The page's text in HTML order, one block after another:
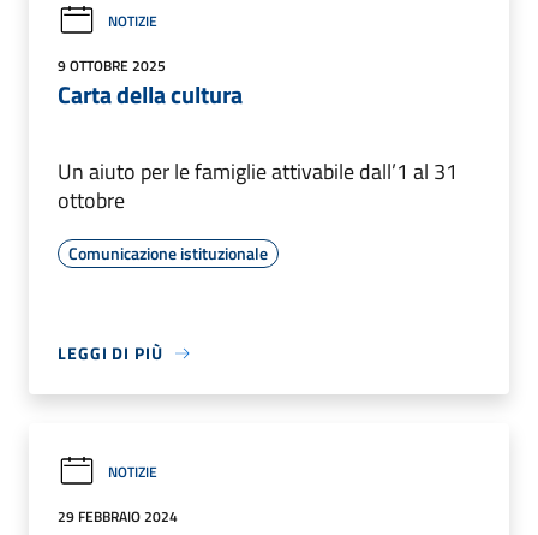
NOTIZIE
9 OTTOBRE 2025
Carta della cultura
Un aiuto per le famiglie attivabile dall’1 al 31
ottobre
Comunicazione istituzionale
LEGGI DI PIÙ
NOTIZIE
29 FEBBRAIO 2024